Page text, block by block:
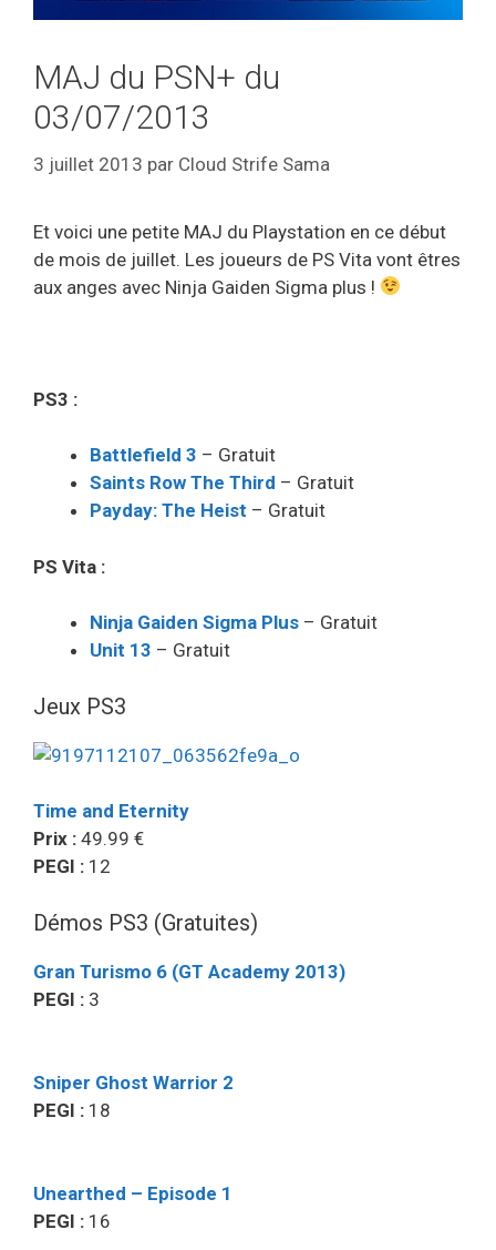
MAJ du PSN+ du
03/07/2013
3 juillet 2013 par Cloud Strife Sama
Et voici une petite MAJ du Playstation en ce début
de mois de juillet. Les joueurs de PS Vita vont êtres
aux anges avec Ninja Gaiden Sigma plus !
PS3 :
Battlefield 3 – Gratuit
Saints Row The Third – Gratuit
Payday: The Heist – Gratuit
PS Vita :
Ninja Gaiden Sigma Plus – Gratuit
Unit 13 – Gratuit
Jeux PS3
Time and Eternity
Prix : 49.99 €
PEGI : 12
Démos PS3 (Gratuites)
Gran Turismo 6 (GT Academy 2013)
PEGI : 3
Sniper Ghost Warrior 2
PEGI : 18
Unearthed – Episode 1
PEGI : 16